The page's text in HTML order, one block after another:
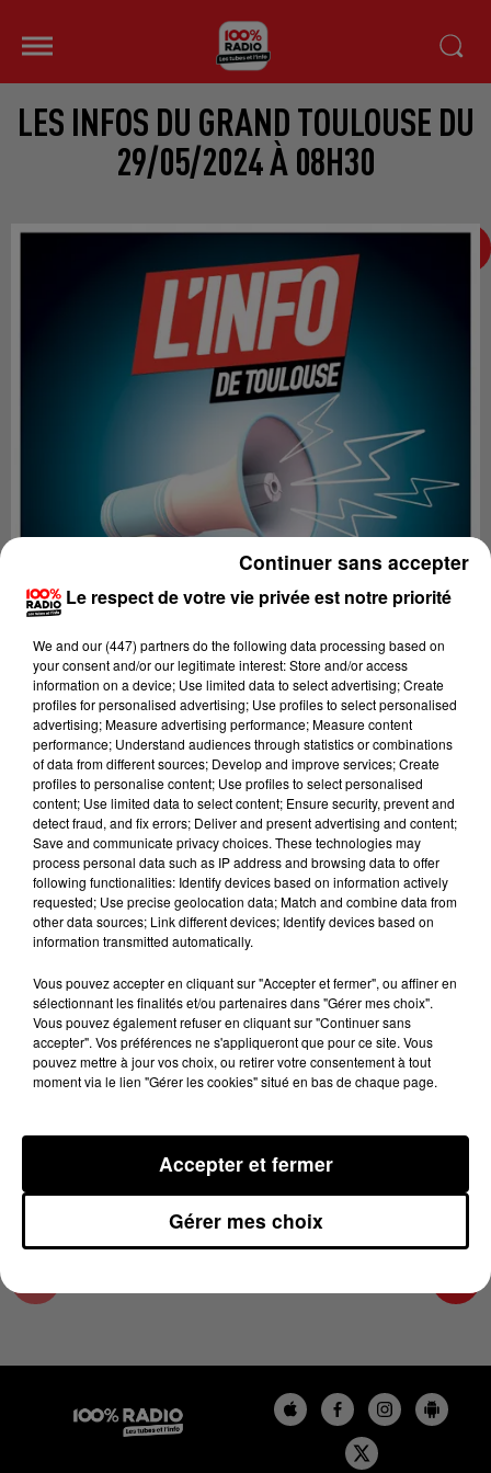
LES INFOS DU GRAND TOULOUSE DU
29/05/2024 À 08H30
Lecture (4 min 8 sec)
100%
100% Radio les infos du grand Toulouse
29 mai 2024 - 4 min 8 sec
LES INFOS DU GRAND TOULOUSE DU
29/05/2024 À 08H30
Podcasts infos du grand Toulouse
Le respect de votre vie privée est notre priorité
We and our (447) partnersdo the following data processing based on
your consent and/or our legitimate interest: Store and/or access
information on a device; Use limited data to select advertising; Create
profiles for personalised advertising; Use profiles to select personalised
advertising; Measure advertising performance; Measure content
performance; Understand audiences through statistics or combinations
of data from different sources; Develop and improve services; Create
profiles to personalise content; Use profiles to select personalised
content; Use limited data to select content; Ensure security, prevent and
detect fraud, and fix errors; Deliver and present advertising and content;
Save and communicate privacy choices. These technologies may
process personal data such as IP address and browsing data to offer
following functionalities: Identify devices based on information actively
requested; Use precise geolocation data; Match and combine data from
other data sources; Link different devices; Identify devices based on
information transmitted automatically.
Vous pouvez accepter en cliquant sur "Accepter et fermer", ou affiner en
sélectionnant les finalités et/ou partenaires dans "Gérer mes choix".
Vous pouvez également refuser en cliquant sur "Continuer sans
accepter". Vos préférences ne s'appliqueront que pour ce site. Vous
pouvez mettre à jour vos choix, ou retirer votre consentement à tout
moment via le lien "Gérer les cookies" situé en bas de chaque page.
Gérer mes choix
Accepter et fermer
Continuer sans accepter